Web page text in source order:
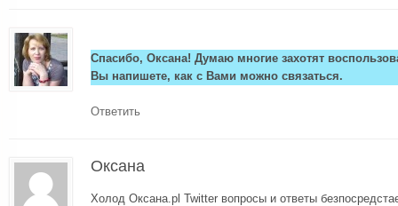
Спасибо, Оксана! Думаю многие захотят
Вы напишете, как с Вами можно связаться.
Ответить
Оксана
Холод Оксана.pl Twitter вопросы и ответы